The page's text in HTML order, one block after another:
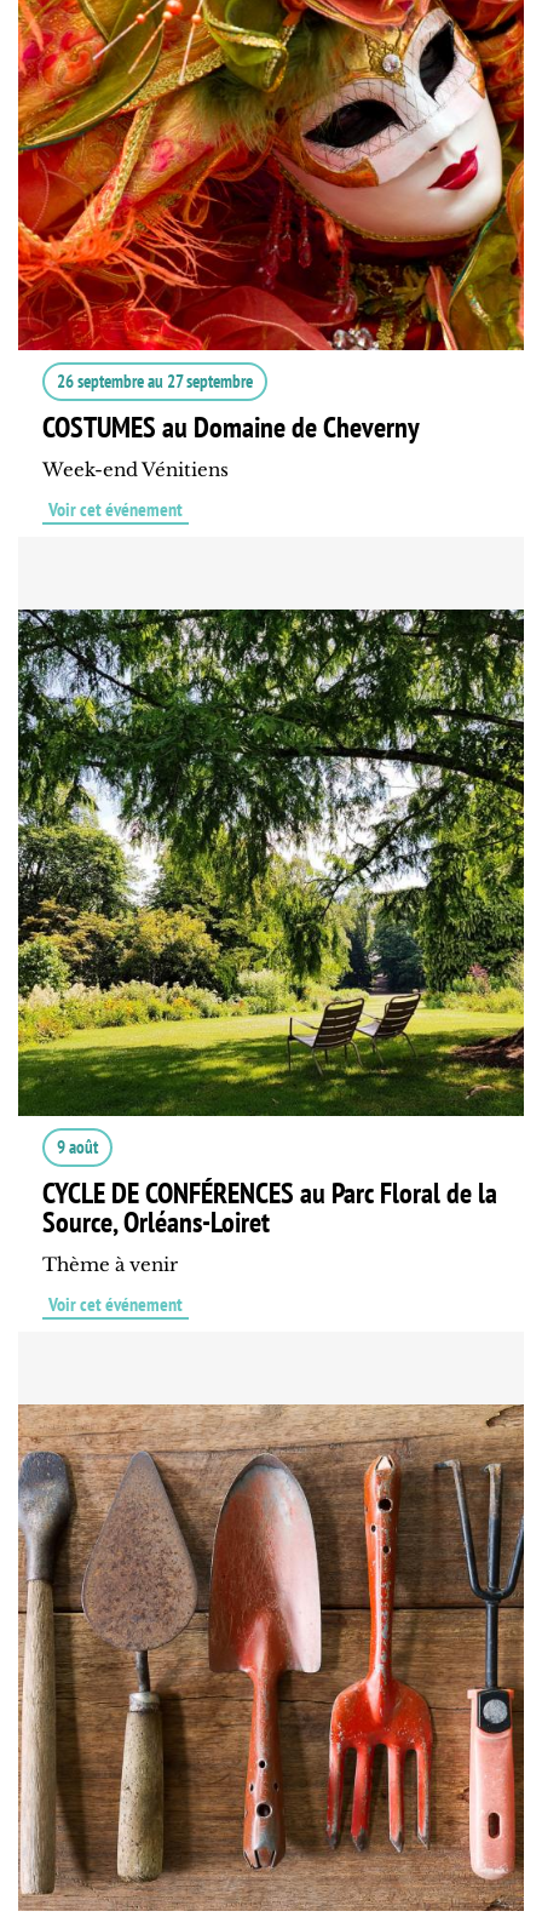
26 septembreau 27 septembre
COSTUMES au Domaine de Cheverny
Week-end Vénitiens
Voir cet événement
9 août
CYCLE DE CONFÉRENCES au Parc Floral de la
Source, Orléans-Loiret
Thème à venir
Voir cet événement